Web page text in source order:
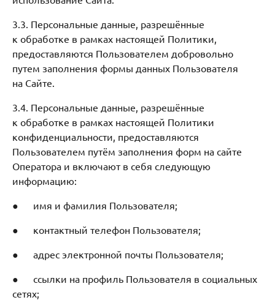
3.3. Персональные данные, разрешённые
к обработке в рамках настоящей Политики,
предоставляются Пользователем добровольно
путем заполнения формы данных Пользователя
на Сайте.
3.4. Персональные данные, разрешённые
к обработке в рамках настоящей Политики
конфиденциальности, предоставляются
Пользователем путём заполнения форм на сайте
Оператора и включают в себя следующую
информацию:
● имя и фамилия Пользователя;
● контактный телефон Пользователя;
● адрес электронной почты Пользователя;
● ссылки на профиль Пользователя в социальных
сетях;